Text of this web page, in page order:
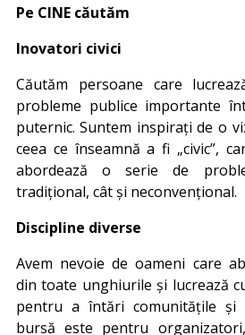
Pe CINE căutăm
Inovatori civici
Căutăm persoane care
probleme publice importante
puternic. Suntem inspirați de o
ceea ce înseamnă a fi „civic”,
abordează o serie de
tradițional, cât și neconvențional.
Discipline diverse
Avem nevoie de oameni care
din toate unghiurile și lucrează
pentru a întări comunitățile și
bursă este pentru